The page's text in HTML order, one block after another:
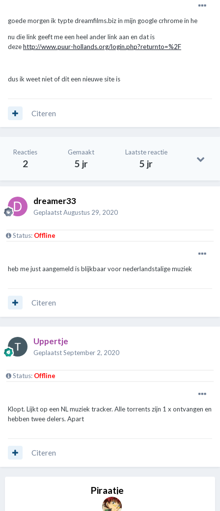
goede morgen ik typte dreamfilms.biz in mijn google crhrome in he
nu die link geeft me een heel ander link aan en dat is
dezehttp://www.puur-hollands.org/login.php?returnto=%2F
dus ik weet niet of dit een nieuwe site is
Citeren
Reacties
2
Gemaakt
5 jr
Laatste reactie
5 jr
dreamer33
GeplaatstAugustus 29, 2020
Status: Offline
heb me just aangemeld is blijkbaar voor nederlandstalige muziek
Citeren
Uppertje
GeplaatstSeptember 2, 2020
Status: Offline
Klopt. Lijkt op een NL muziek tracker. Alle torrents zijn 1 x ontvangen en
hebben twee delers. Apart
Citeren
Piraatje